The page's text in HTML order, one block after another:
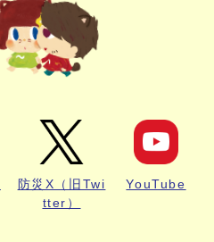
防災X（旧Twi
tter）
YouTube